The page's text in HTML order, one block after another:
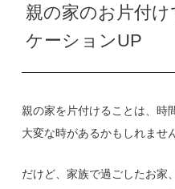
親の家のお片付
ケーションUP
親の家を片付けることは、時
大変な時があるかもしれませ
だけど、家族で過ごしたお家